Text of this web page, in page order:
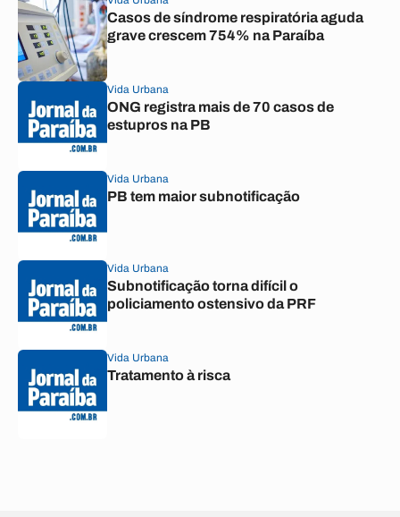
Casos de síndrome respiratória aguda
grave crescem 754% na Paraíba
Vida Urbana
ONG registra mais de 70 casos de
estupros na PB
Vida Urbana
PB tem maior subnotificação
Vida Urbana
Subnotificação torna difícil o
policiamento ostensivo da PRF
Vida Urbana
Tratamento à risca